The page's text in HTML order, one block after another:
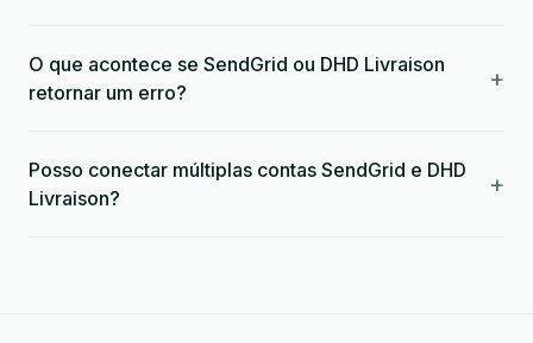
O que acontece se SendGrid ou DHD Livraison
retornar um erro?
+
Posso conectar múltiplas contas SendGrid e DHD
Livraison?
+